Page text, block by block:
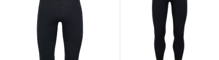
Icebreaker | Herren